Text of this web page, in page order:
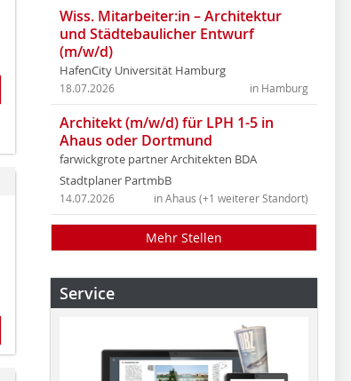
Wiss. Mitarbeiter:in – Architektur
und Städtebaulicher Entwurf
(m/w/d)
HafenCity Universität Hamburg
in Hamburg
18.07.2026
Architekt (m/w/d) für LPH 1-5 in
Ahaus oder Dortmund
farwickgrote partner Architekten BDA
Stadtplaner PartmbB
in Ahaus (+1 weiterer Standort)
14.07.2026
Mehr Stellen
Service